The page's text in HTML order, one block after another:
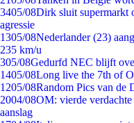
3405/08Dirk sluit supermarkt
agressie
1305/08Nederlander (23)
235 km/u
305/08Gedurfd NEC blijft
1405/08Long live the 7th of
1205/08Random Pics van de
2004/08OM: vierde
aanslag